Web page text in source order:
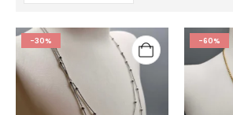
-30% -60%